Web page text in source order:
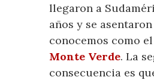
llegaron a
años y se
conocemos como
Monte Verde. La
consecuencia es